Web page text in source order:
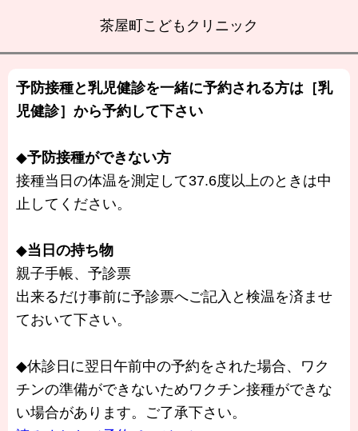
茶屋町こどもクリニック
予防接種と乳児健診を一緒に予約される方は［乳
児健診］から予約して下さい
◆予防接種ができない方
接種当日の体温を測定して37.6度以上のときは中
止してください。
◆当日の持ち物
親子手帳、予診票
出来るだけ事前に予診票へご記入と検温を済ませ
ておいて下さい。
◆休診日に翌日午前中の予約をされた場合、ワク
チンの準備ができないためワクチン接種ができな
い場合があります。ご了承下さい。